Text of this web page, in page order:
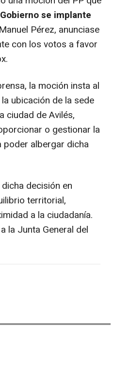
se implante
Pérez, anunciase
con los votos a favor
la moción insta al
ubicación de la sede
ciudad de Avilés,
o gestionar la
albergar dicha
decisión en
territorial,
a la ciudadanía.
la Junta General del